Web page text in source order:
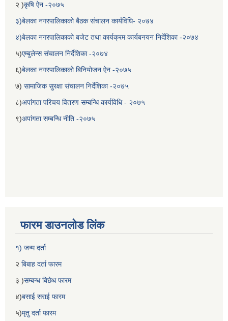
२ )कृषि ऐन -२०७५
३)बेलका नगरपालिकाको बैठक संचालन कार्यविधि- २०७४
४)बेलका नगरपालिकाको बजेट तथा कार्यक्रम कार्यबनयन निर्देशिका -२०७४
५)एम्बुलेन्स संचालन निर्देशिका -२०७४
६)बेलका नगरपालिकाको बिनियोजन ऐन -२०७५
७) सामाजिक सुरक्षा संचालन निर्देशिका -२०७५
८)अपांगता परिचय वितरण सम्बन्धि कार्यविधि - २०७५
९)अपांगता सम्बन्धि नीति -२०७५
फारम डाउनलोड लिंक
१) जन्म दर्ता
२ बिबाह दर्ता फारम
३ )सम्बन्ध बिछेध फारम
४)बसाई सराई फारम
५)मृतु दर्ता फारम